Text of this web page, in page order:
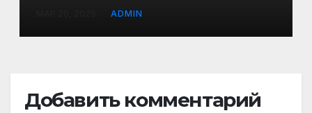
ADMIN
Добавить комментарий